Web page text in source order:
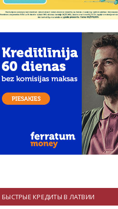
БЫСТРЫЕ КРЕДИТЫ В ЛАТВИИ